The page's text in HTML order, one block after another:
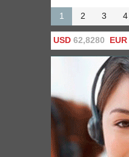
1 2 3 4
USD 62,8280 EUR